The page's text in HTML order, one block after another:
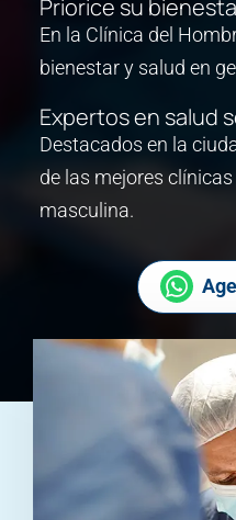
Priorice su
En la Clínica del
bienestar y salud en
Expertos en salud
Destacados en la
de las mejores clínicas
masculina.